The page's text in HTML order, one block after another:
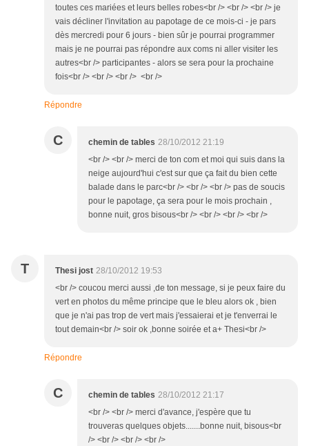
toutes ces mariées et leurs belles robes<br /> <br /> <br /> je
vais décliner l'invitation au papotage de ce mois-ci - je pars
dès mercredi pour 6 jours - bien sûr je pourrai programmer
mais je ne pourrai pas répondre aux coms ni aller visiter les
autres<br /> participantes - alors se sera pour la prochaine
fois<br /> <br /> <br /> <br />
Répondre
C chemin de tables 28/10/2012 21:19
<br /> <br /> merci de ton com et moi qui suis dans la
neige aujourd'hui c'est sur que ça fait du bien cette
balade dans le parc<br /> <br /> <br /> pas de soucis
pour le papotage, ça sera pour le mois prochain ,
bonne nuit, gros bisous<br /> <br /> <br /> <br />
T Thesi jost 28/10/2012 19:53
<br /> coucou merci aussi ,de ton message, si je peux faire du
vert en photos du même principe que le bleu alors ok , bien
que je n'ai pas trop de vert mais j'essaierai et je t'enverrai le
tout demain<br /> soir ok ,bonne soirée et a+ Thesi<br />
Répondre
C chemin de tables 28/10/2012 21:17
<br /> <br /> merci d'avance, j'espère que tu
trouveras quelques objets.......bonne nuit, bisous<br
/> <br /> <br /> <br />